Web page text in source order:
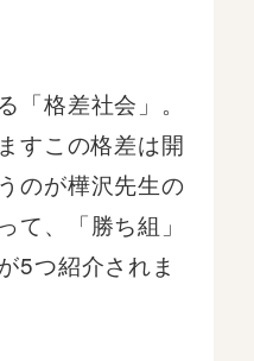
「格差社会」。
すこの格差は開
のが樺沢先生の
て、「勝ち組」
5つ紹介されま